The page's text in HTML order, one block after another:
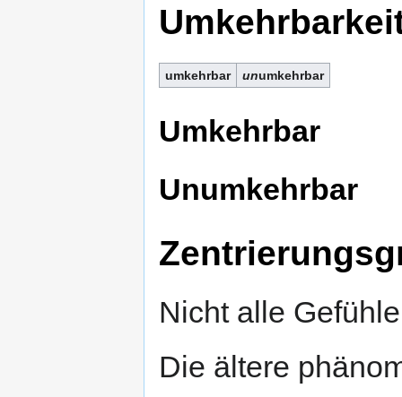
umkehrbar unumkehrbar
Umkehrbar
Unumkehrbar
Nicht alle
Die ältere